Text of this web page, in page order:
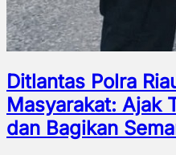
Ditlantas Polra
Masyarakat: Ajak
dan Bagikan